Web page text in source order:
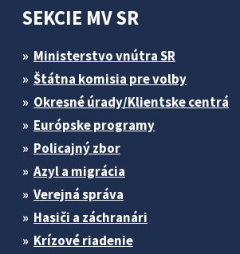
SEKCIE MV SR
Ministerstvo vnútra SR
Štátna komisia pre volby
Okresné úrady/Klientske centrá
Európske programy
Policajný zbor
Azyl a migrácia
Verejná správa
Hasiči a záchranári
Krízové riadenie